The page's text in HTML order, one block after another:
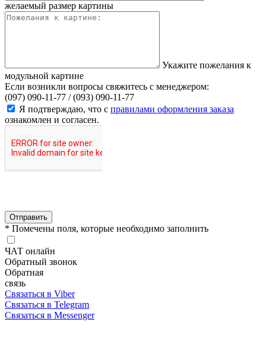
желаемый размер картины
Укажите пожелания к
модульной картине
Если возникли вопросы свяжитесь с менеджером:
(097) 090-11-77 /(093) 090-11-77
Я подтверждаю, что с правилами оформления заказа
ознакомлен и согласен.
Отправить
* Помечены поля, которые необходимо заполнить
ЧАТ онлайн
Обратный звонок
Обратная
связь
Связаться в Viber
Связаться в Telegram
Связаться в Messenger